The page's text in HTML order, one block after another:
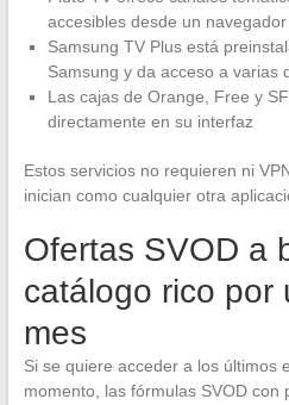
accesibles desde un
Samsung TV Plus está
Samsung y da acceso a varias
Las cajas de Orange, Free y
directamente en su interfaz
Estos servicios no requieren ni
inician como cualquier otra
Ofertas SVOD a
catálogo rico por
mes
Si se quiere acceder a los últimos
momento, las fórmulas SVOD con